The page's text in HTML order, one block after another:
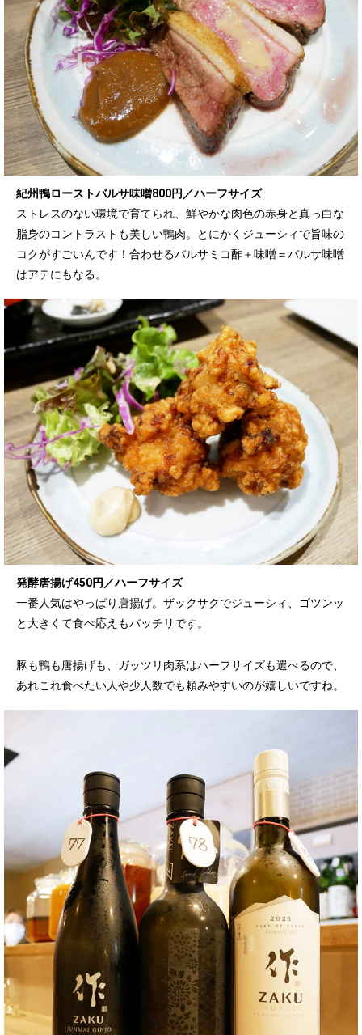
紀州鴨ローストバルサ味噌800円／ハーフサイズ
ストレスのない環境で育てられ、鮮やかな肉色の赤身と真っ白な
脂身のコントラストも美しい鴨肉。とにかくジューシィで旨味の
コクがすごいんです！合わせるバルサミコ酢＋味噌＝バルサ味噌
はアテにもなる。
発酵唐揚げ450円／ハーフサイズ
一番人気はやっぱり唐揚げ。ザックサクでジューシィ、ゴツンッ
と大きくて食べ応えもバッチリです。
豚も鴨も唐揚げも、ガッツリ肉系はハーフサイズも選べるので、
あれこれ食べたい人や少人数でも頼みやすいのが嬉しいですね。